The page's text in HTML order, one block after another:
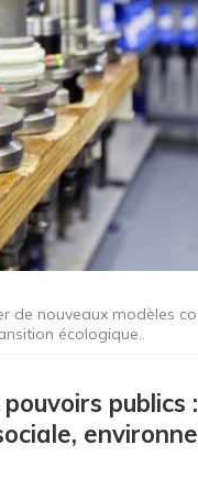
de nouveaux modèles
écologique..
publics :